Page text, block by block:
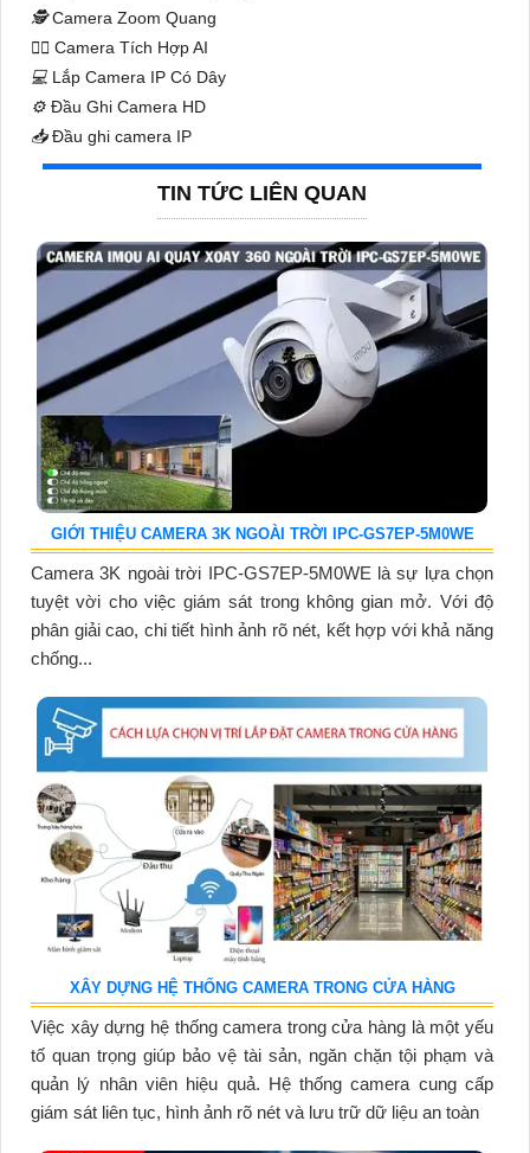
🕵️Camera Zoom Quang
🧛‍♀️ Camera Tích Hợp AI
💻 Lắp Camera IP Có Dây
⚙️ Đầu Ghi Camera HD
📥Đầu ghi camera IP
TIN TỨC LIÊN QUAN
GIỚI THIỆU CAMERA 3K NGOÀI TRỜI IPC-GS7EP-5M0WE
Camera 3K ngoài trời IPC-GS7EP-5M0WE là sự lựa chọn
tuyệt vời cho việc giám sát trong không gian mở. Với độ
phân giải cao, chi tiết hình ảnh rõ nét, kết hợp với khả năng
chống...
XÂY DỰNG HỆ THỐNG CAMERA TRONG CỬA HÀNG
Việc xây dựng hệ thống camera trong cửa hàng là một yếu
tố quan trọng giúp bảo vệ tài sản, ngăn chặn tội phạm và
quản lý nhân viên hiệu quả. Hệ thống camera cung cấp
giám sát liên tục, hình ảnh rõ nét và lưu trữ dữ liệu an toàn